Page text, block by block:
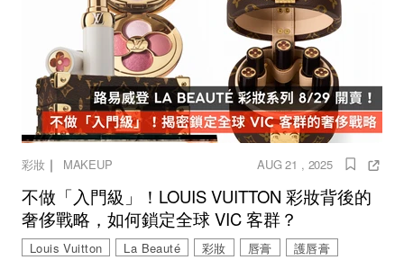
彩妝｜ MAKEUP AUG 21 , 2025
不做「入門級」！LOUIS VUITTON 彩妝背後的
奢侈戰略，如何鎖定全球 VIC 客群？
Louis Vuitton La Beauté 彩妝 唇膏
護唇膏